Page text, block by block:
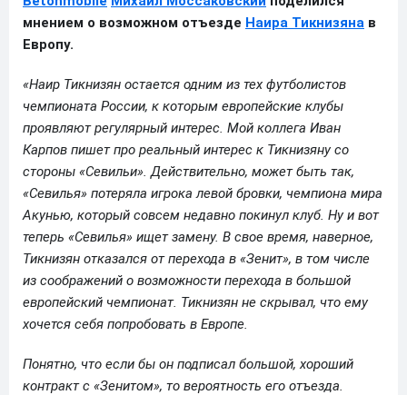
мнением о возможном отъезде Наира Тикнизяна в
Европу.
«Наир Тикнизян остается одним из тех футболистов
чемпионата России, к которым европейские клубы
проявляют регулярный интерес. Мой коллега Иван
Карпов пишет про реальный интерес к Тикнизяну со
стороны «Севильи». Действительно, может быть так,
«Севилья» потеряла игрока левой бровки, чемпиона мира
Акунью, который совсем недавно покинул клуб. Ну и вот
теперь «Севилья» ищет замену. В свое время, наверное,
Тикнизян отказался от перехода в «Зенит», в том числе
из соображений о возможности перехода в большой
европейский чемпионат. Тикнизян не скрывал, что ему
хочется себя попробовать в Европе.
Понятно, что если бы он подписал большой, хороший
контракт с «Зенитом», то вероятность его отъезда.